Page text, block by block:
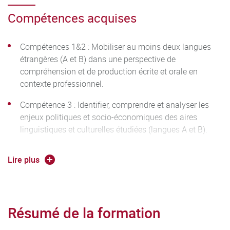
Compétences acquises
Compétences 1&2 : Mobiliser au moins deux langues
étrangères (A et B) dans une perspective de
compréhension et de production écrite et orale en
contexte professionnel.
Compétence 3 : Identifier, comprendre et analyser les
enjeux politiques et socio-économiques des aires
linguistiques et culturelles étudiées (langues A et B).
publiques et privées y compris à l’international, et en
commune et au sein du parcours choisi, une
spécialisation permettant d’élaborer et gérer des
Lire plus
Résumé de la formation